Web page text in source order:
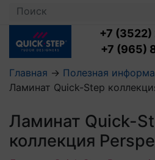
+7
+7 (965)
Ламинат 33 класс
Влагостойкий ламинат
LOC FLOOR PLUS
LOC FLOOR FANCY
LOC FLOOR ARCTIC
Кварцвиниловая плитка с
Главная → Полезная
Ламинат Quick-Step
Ламинат Quick-
коллекция